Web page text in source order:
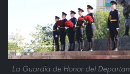
La Guardia de Honor del